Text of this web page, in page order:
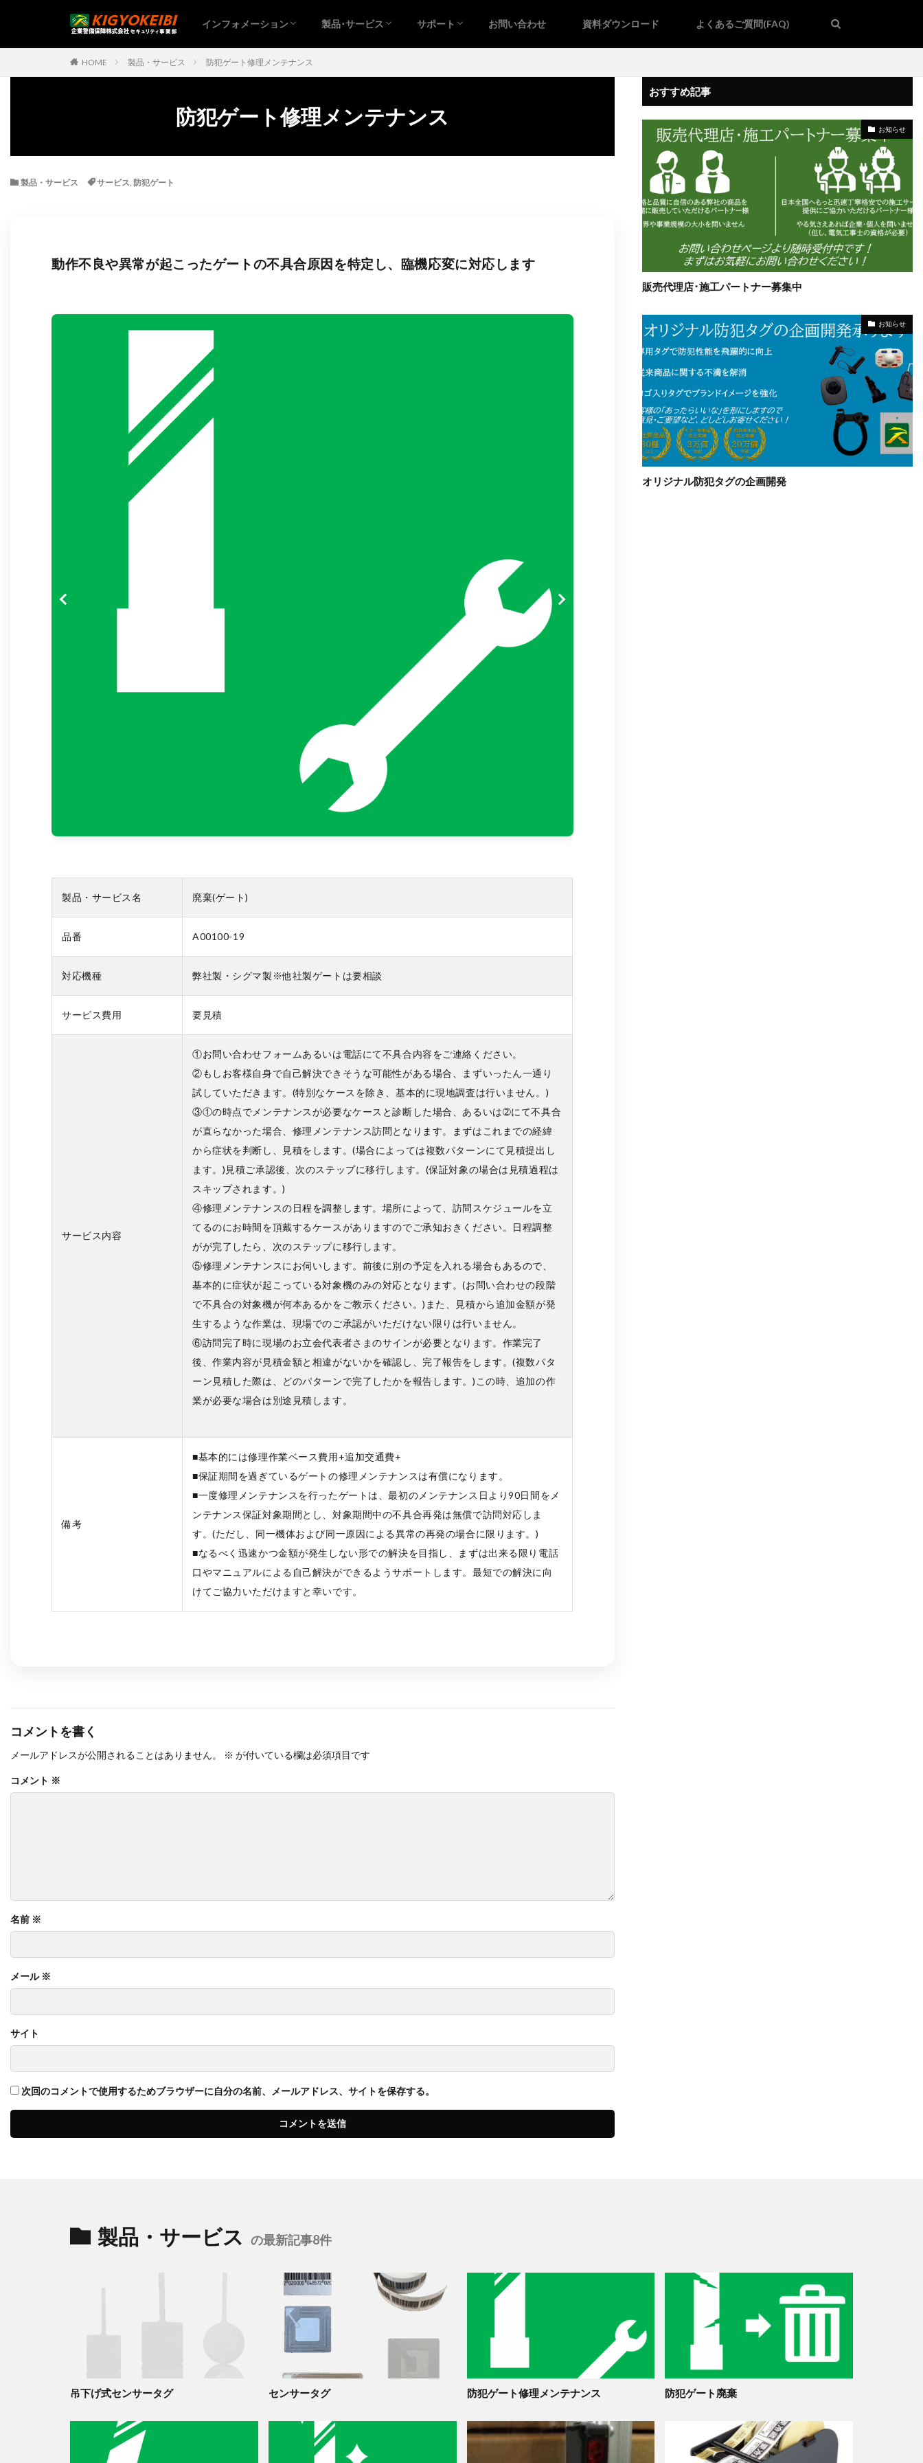
インフォメーション 製品･サービス サポート お問い合わせ 資料ダウンロード よくあるご質問(FAQ)
HOME 製品・サービス 防犯ゲート修理メンテナンス
防犯ゲート修理メンテナンス
製品・サービス サービス, 防犯ゲート
動作不良や異常が起こったゲートの不具合原因を特定し、臨機応変に対応します
製品・サービス名 廃棄(ゲート)
品番 A00100-19
対応機種 弊社製・シグマ製※他社製ゲートは要相談
サービス費用 要見積
サービス内容
①お問い合わせフォームあるいは電話にて不具合内容をご連絡ください。
②もしお客様自身で自己解決できそうな可能性がある場合、まずいったん一通り
試していただきます。(特別なケースを除き、基本的に現地調査は行いません。)
③①の時点でメンテナンスが必要なケースと診断した場合、あるいは➁にて不具合
が直らなかった場合、修理メンテナンス訪問となります。まずはこれまでの経緯
から症状を判断し、見積をします。(場合によっては複数パターンにて見積提出し
ます。)見積ご承認後、次のステップに移行します。(保証対象の場合は見積過程は
スキップされます。)
④修理メンテナンスの日程を調整します。場所によって、訪問スケジュールを立
てるのにお時間を頂戴するケースがありますのでご承知おきください。日程調整
がが完了したら、次のステップに移行します。
⑤修理メンテナンスにお伺いします。前後に別の予定を入れる場合もあるので、
基本的に症状が起こっている対象機のみの対応となります。(お問い合わせの段階
で不具合の対象機が何本あるかをご教示ください。)また、見積から追加金額が発
生するような作業は、現場でのご承認がいただけない限りは行いません。
⑥訪問完了時に現場のお立会代表者さまのサインが必要となります。作業完了
後、作業内容が見積金額と相違がないかを確認し、完了報告をします。(複数パタ
ーン見積した際は、どのパターンで完了したかを報告します。)この時、追加の作
業が必要な場合は別途見積します。
備考
■基本的には修理作業ベース費用+追加交通費+
■保証期間を過ぎているゲートの修理メンテナンスは有償になります。
■一度修理メンテナンスを行ったゲートは、最初のメンテナンス日より90日間をメ
ンテナンス保証対象期間とし、対象期間中の不具合再発は無償で訪問対応しま
す。(ただし、同一機体および同一原因による異常の再発の場合に限ります。)
■なるべく迅速かつ金額が発生しない形での解決を目指し、まずは出来る限り電話
口やマニュアルによる自己解決ができるようサポートします。最短での解決に向
けてご協力いただけますと幸いです。
コメントを書く
メールアドレスが公開されることはありません。 ※ が付いている欄は必須項目です
コメント ※
名前 ※
メール ※
サイト
次回のコメントで使用するためブラウザーに自分の名前、メールアドレス、サイトを保存する。
おすすめ記事
お知らせ
販売代理店･施工パートナー募集中
お知らせ
オリジナル防犯タグの企画開発
製品・サービス の最新記事8件
吊下げ式センサータグ センサータグ 防犯ゲート修理メンテナンス 防犯ゲート廃棄